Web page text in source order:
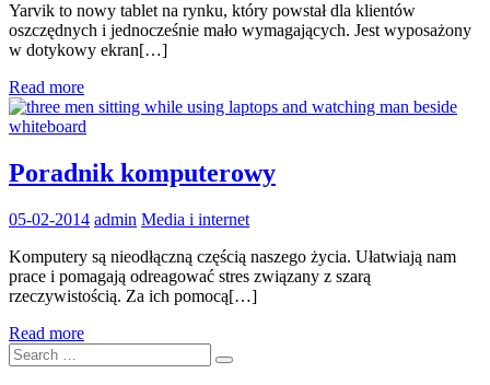
Yarvik to nowy tablet na rynku, który powstał dla klientów
oszczędnych i jednocześnie mało wymagających. Jest wyposażony
w dotykowy ekran[…]
Read more
Poradnik komputerowy
05-02-2014 admin Media i internet
Komputery są nieodłączną częścią naszego życia. Ułatwiają nam
prace i pomagają odreagować stres związany z szarą
rzeczywistością. Za ich pomocą[…]
Read more
Search
for:
Search